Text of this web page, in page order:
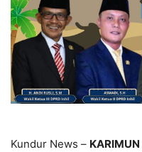
Kundur News – KARIMUN